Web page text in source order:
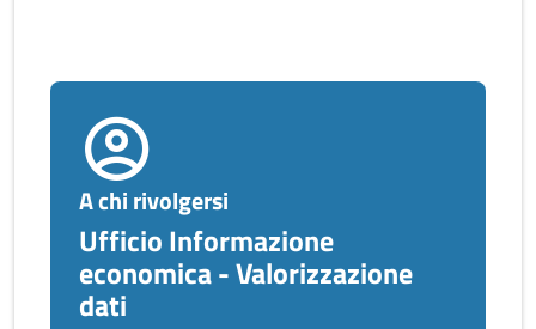
A chi rivolgersi
Ufficio Informazione
economica - Valorizzazione
dati